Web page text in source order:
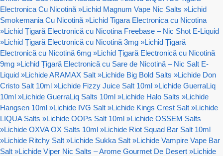
Electronica Cu Nicotină »Lichid Magnum Vape Nic Salts »Lichid
Smokemania Cu Nicotină »Lichid Tigara Electronica cu Nicotina
»Lichid Țigară Electronică cu Nicotina Freebase – Nic Shot E-Liquid
»Lichid Țigară Electronică cu Nicotină 3mg »Lichid Țigară
Electronică cu Nicotină 6mg »Lichid Țigară Electronică cu Nicotină
9mg »Lichid Țigară Electronică cu Sare de Nicotină – Nic Salt E-
Liquid »Lichide ARAMAX Salt »Lichide Big Bold Salts »Lichide Don
Cristo Salt 10ml »Lichide Fizzy Juice Salt 10ml »Lichide GuerraLiq
10ml »Lichide GuerraLiq Salts 10ml »Lichide Halo Salts »Lichide
Hangsen 10ml »Lichide IVG Salt »Lichide Kings Crest Salt »Lichide
LIQUA Salts »Lichide OOPs Salt 10ml »Lichide OSSEM Salts
»Lichide OXVA OX Salts 10ml »Lichide Riot Squad Bar Salt 10ml
»Lichide Ritchy Salt »Lichide Sukka Salt »Lichide Vampire Vape Bar
Salt »Lichide Viper Nic Salts – Arome Gourmet De Desert »Lichide